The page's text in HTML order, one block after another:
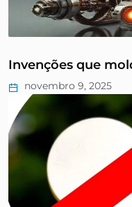
Invenções que
novembro 9, 2025